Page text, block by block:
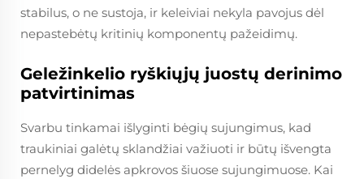
stabilus, o ne sustoja, ir keleiviai nekyla pavojus dėl
nepastebėtų kritinių komponentų pažeidimų.
Geležinkelio ryškiųjų juostų derinimo
patvirtinimas
Svarbu tinkamai išlyginti bėgių sujungimus, kad
traukiniai galėtų sklandžiai važiuoti ir būtų išvengta
pernelyg didelės apkrovos šiuose sujungimuose. Kai